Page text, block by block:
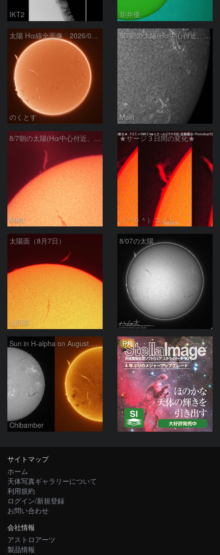
IKT2 新井優
太陽 Hα線全面像 2026/08/07
のくとす
8/7朝の太陽(Hα中心付近、4498、4502付近)
Maki
8/7朝の太陽(Hα中心付近、プロミネンス)
Maki
★サージ３日間の変化★
（＾０＾）コメト
太陽面（8月7日）
山田昇
8/07の太陽
ハム太
Sun in H-alpha on August 7, 2026
Chibamber
PR
サイトマップ
ホーム
天体写真ギャラリーについて
利用規約
ログイン/新規登録
お問い合わせ
会社情報
アストロアーツ
製品情報